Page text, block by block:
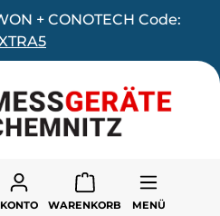
+ CONOTECH Code:
0 Produkte auf dem
KONTO WARENKORB MENÜ